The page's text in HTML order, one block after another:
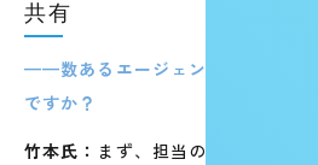
共有
——数あるエージェントの中で、
ですか？
竹本氏： まず、担当の松本（リク